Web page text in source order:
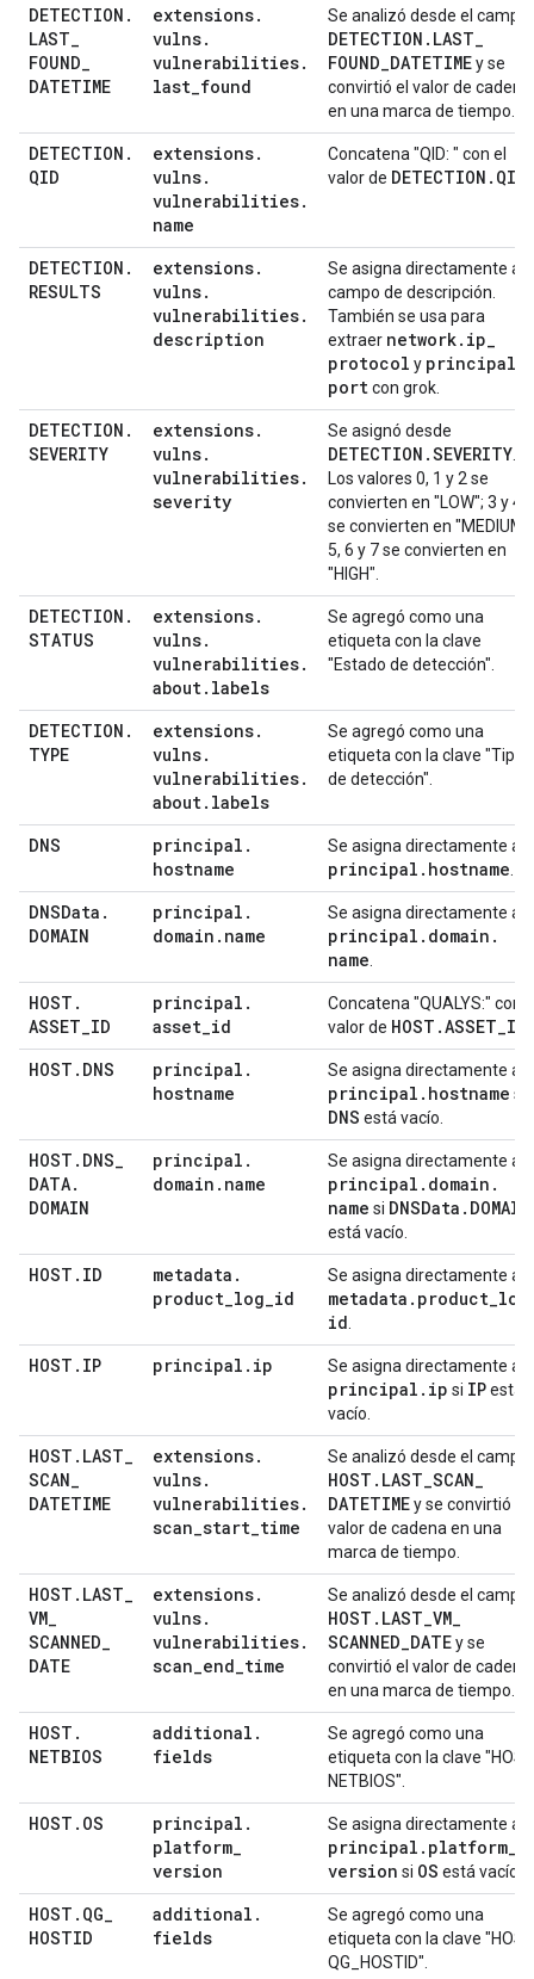
DETECTION .
LAST_
FOUND_
DATETIME
extensions.
vulns.
vulnerabilities.
last_found
Se analizó desde el campo
DETECTION . LAST_
FOUND_DATETIMEy se
convirtió el valor de cadena
en una marca de tiempo.
DETECTION .
QID
extensions.
vulns.
vulnerabilities.
name
Concatena "QID: " con el
valor de DETECTION . QID
DETECTION .
RESULTS
extensions.
vulns.
vulnerabilities.
description
Se asigna directamente al
campo de descripción.
También se usa para
extraer network. ip_
protocol y principal
portcon grok.
DETECTION .
SEVERITY
extensions.
vulns.
vulnerabilities.
severity
Se asignó desde
DETECTION .SEVERITY
Los valores 0, 1 y 2 se
convierten en "LOW"; 3 y 4
se convierten en "MEDIUM";
5, 6 y 7 se convierten en
"HIGH".
DETECTION .
STATUS
extensions.
vulns.
vulnerabilities.
about. labels
Se agregó como una
etiqueta con la clave
"Estado de detección".
DETECTION .
TYPE
extensions.
vulns.
vulnerabilities.
about. labels
Se agregó como una
etiqueta con la clave "Tipo
de detección".
DNS principal .
hostname
Se asigna directamente a
principal . hostname
DNSData .
DOMAIN
principal .
domain . name
Se asigna directamente a
principal . domain .
name
HOST .
ASSET_ID
principal .
asset_id
Concatena "QUALYS:" con
valor de HOST .ASSET_ID
HOST . DNS principal .
hostname
Se asigna directamente a
principal . hostname si
DNS está vacío.
HOST . DNS_
DATA.
DOMAIN
principal .
domain . name
Se asigna directamente a
principal . domain .
name si DNSData . DOMAIN
está vacío.
HOST . ID metadata .
product_log_id
Se asigna directamente a
metadata . product_log
id
HOST . IP principal . ip Se asigna directamente a
principal . ip si IPestá
vacío.
HOST . LAST_
SCAN_
DATETIME
extensions.
vulns.
vulnerabilities.
scan_start_time
Se analizó desde el campo
HOST . LAST_SCAN_
DATETIMEy se convirtió el
valor de cadena en una
marca de tiempo.
HOST . LAST_
VM_
SCANNED_
DATE
extensions.
vulns.
vulnerabilities.
scan_end_time
Se analizó desde el campo
HOST . LAST_VM_
SCANNED_DATEy se
convirtió el valor de cadena
en una marca de tiempo.
HOST .
NETBIOS
additional .
fields
Se agregó como una
etiqueta con la clave "HOST
NETBIOS".
HOST . OS principal .
platform_
version
Se asigna directamente a
principal . platform_
version si OS está vacío.
HOST . QG_
HOSTID
additional .
fields
Se agregó como una
etiqueta con la clave "HOST
QG_HOSTID".